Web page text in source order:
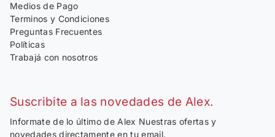
Medios de Pago
Terminos y Condiciones
Preguntas Frecuentes
Políticas
Trabajá con nosotros
Suscribite a las novedades de Alex.
Informate de lo último de Alex Nuestras ofertas y
novedades directamente en tu email.